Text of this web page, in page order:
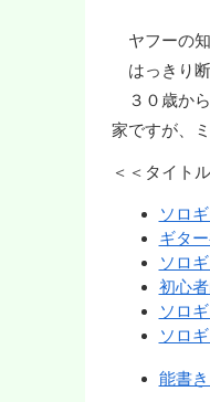
ヤフーの知
はっきり断
３０歳から
家ですが、
＜＜タイト
ソロ
ギタ
ソロ
初心
ソロ
ソロ
能書